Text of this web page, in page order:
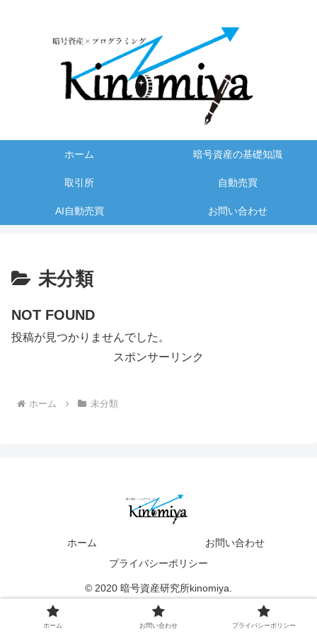
ホーム 暗号資産の基礎知識
取引所 自動売買
AI自動売買 お問い合わせ
未分類
NOT FOUND
投稿が見つかりませんでした。
スポンサーリンク
ホーム 未分類
ホーム
お問い合わせ
プライバシーポリシー
© 2020 暗号資産研究所kinomiya.
ホーム お問い合わせ プライバシーポリシー